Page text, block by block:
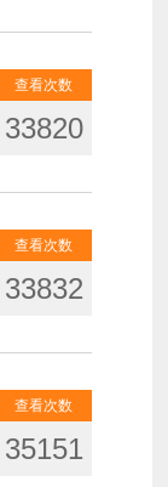
查看次数
33820
查看次数
33832
查看次数
35151